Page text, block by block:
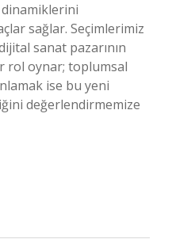
sağlar. Seçimlerimiz
sanat pazarının
rol oynar; toplumsal
ise bu yeni
değerlendirmemize